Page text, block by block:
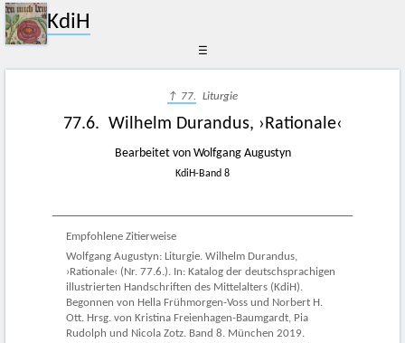
KdiH
☰
↑ 77. Liturgie
77.6. Wilhelm Durandus, ›Rationale‹
Bearbeitet von Wolfgang Augustyn
KdiH-Band 8
Empfohlene Zitierweise
Wolfgang Augustyn: Liturgie. Wilhelm Durandus,
›Rationale‹ (Nr. 77.6.). In: Katalog der deutschsprachigen
illustrierten Handschriften des Mittelalters (KdiH).
Begonnen von Hella Frühmorgen-Voss und Norbert H.
Ott. Hrsg. von Kristina Freienhagen-Baumgardt, Pia
Rudolph und Nicola Zotz. Band 8. München 2019.